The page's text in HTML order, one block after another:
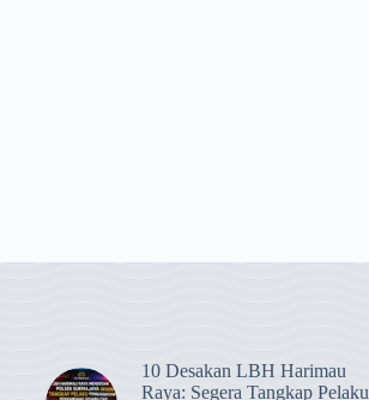
​10 Desakan LBH Harimau
Raya: Segera Tangkap Pelaku